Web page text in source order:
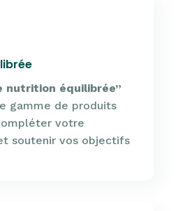
nutrition équilibrée”
gamme de produits
votre
soutenir vos objectifs